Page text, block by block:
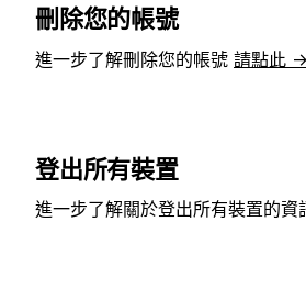
刪除您的帳號
進一步了解刪除您的帳號 請點此 →
登出所有裝置
進一步了解關於登出所有裝置的資